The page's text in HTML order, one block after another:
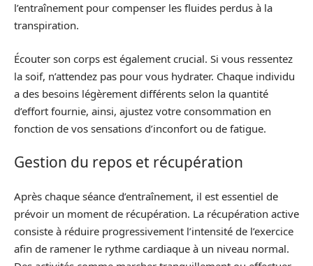
l’entraînement pour compenser les fluides perdus à la
transpiration.
Écouter son corps est également crucial. Si vous ressentez
la soif, n’attendez pas pour vous hydrater. Chaque individu
a des besoins légèrement différents selon la quantité
d’effort fournie, ainsi, ajustez votre consommation en
fonction de vos sensations d’inconfort ou de fatigue.
Gestion du repos et récupération
Après chaque séance d’entraînement, il est essentiel de
prévoir un moment de récupération. La récupération active
consiste à réduire progressivement l’intensité de l’exercice
afin de ramener le rythme cardiaque à un niveau normal.